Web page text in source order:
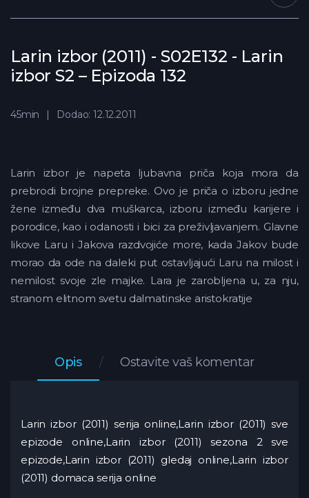
Larin izbor (2011) - S02E132 - Larin
izbor S2 – Epizoda 132
45min Dodao: 12.12.2011
Larin izbor je napeta ljubavna priča koja mora da
prebrodi brojne prepreke. Ovo je priča o izboru jedne
žene između dva muškarca, izboru između karijere i
porodice, kao i odanosti i bici za preživljavanjem. Glavne
likove Laru i Jakova razdvojiće more, kada Jakov bude
morao da ode na daleki put ostavljajući Laru na milost i
nemilost svoje zle majke. Lara je zarobljena u, za nju,
stranom elitnom svetu dalmatinske aristokratije
Opis Ostavite vaš komentar
Larin izbor (2011) serija online,Larin izbor (2011) sve
epizode online,Larin izbor (2011) sezona 2 sve
epizode,Larin izbor (2011) gledaj online,Larin izbor
(2011) domaca serija online